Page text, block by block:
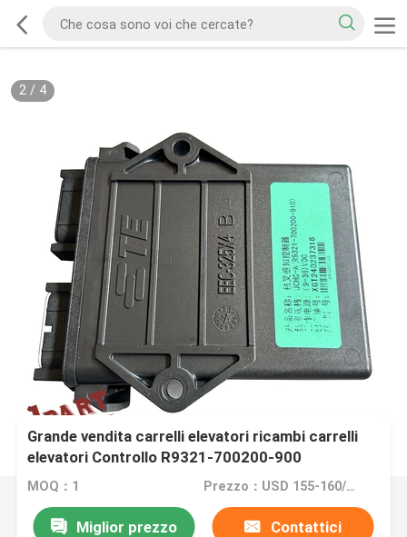
2/ 4
Grande vendita carrelli elevatori ricambi carrelli
elevatori Controllo R9321-700200-900
MOQ：1 Prezzo：USD 155-160/PC
Miglior prezzo Contattici